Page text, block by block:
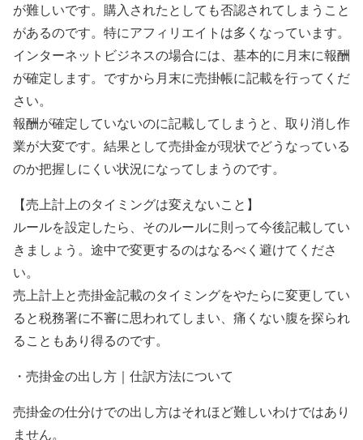
が難しいです。購入されたとしても否認されてしまうこと
があるのです。特にアフィリエイトは多くなっています。
インターネットビジネスの場合には、基本的に月末に報酬
が確定します。ですから月末に売掛帳に記載を行ってくだ
さい。
報酬が確定していないのに記載してしまうと、取り消し作
業が大変です。結果として売掛金が現状でどうなっている
のか把握しにくい状況になってしまうのです。
【売上計上のタイミングは変えないこと】
ルールを設定したら、そのルールに則って今後記載してい
きましょう。途中で変更するのはなるべく避けてくださ
い。
売上計上と売掛金記載のタイミングをやたらに変更してい
ると税務署に不審に思われてしまい、痛くない腹を探られ
ることもあり得るのです。
・売掛金の出し方｜仕訳方法について
売掛金の仕分けでの出し方はそれほど難しいわけではあり
ません。